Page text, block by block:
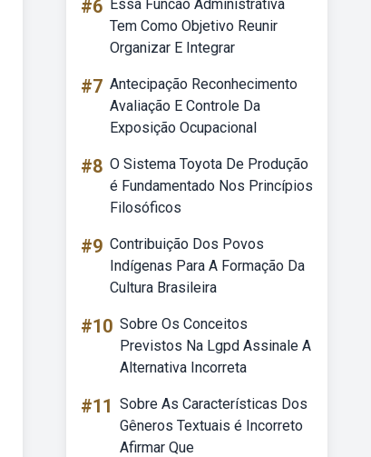
#6 Essa Funcao Administrativa
Tem Como Objetivo Reunir
Organizar E Integrar
#7 Antecipação Reconhecimento
Avaliação E Controle Da
Exposição Ocupacional
#8 O Sistema Toyota De Produção
é Fundamentado Nos Princípios
Filosóficos
#9 Contribuição Dos Povos
Indígenas Para A Formação Da
Cultura Brasileira
#10 Sobre Os Conceitos
Previstos Na Lgpd Assinale A
Alternativa Incorreta
#11 Sobre As Características Dos
Gêneros Textuais é Incorreto
Afirmar Que